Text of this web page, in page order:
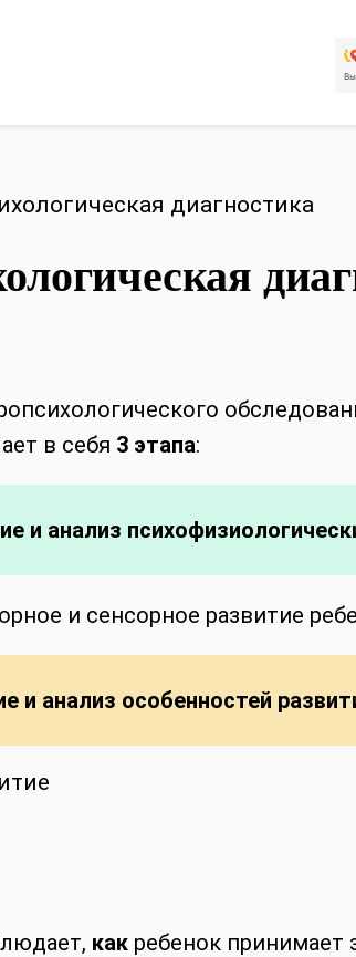
диагностика
в себя 3 этапа:
и анализ
и сенсорное развитие
и анализ особенностей
как ребенок принимает